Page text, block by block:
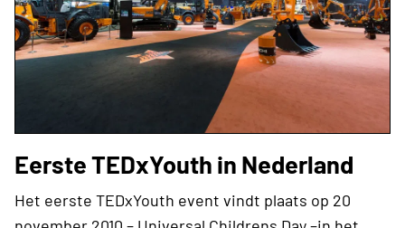
Eerste TEDxYouth in Nederland
Het eerste TEDxYouth event vindt plaats op 20